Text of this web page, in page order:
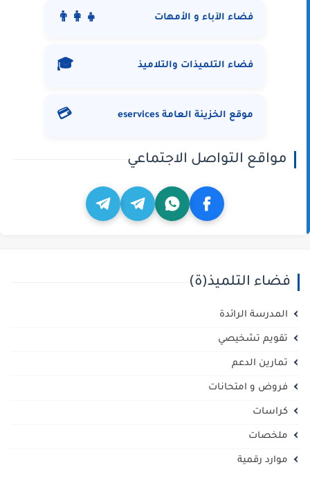
فضاء الآباء و الأمهات 👨‍👩‍👧
فضاء التلميذات والتلاميذ 🎓
موقع الخزينة العامة eservices 💳
مواقع التواصل الاجتماعي
فضاء التلميذ(ة)
المدرسة الرائدة
تقويم تشخيصي
تمارين الدعم
فروض و امتحانات
كراسات
ملخصات
موارد رقمية